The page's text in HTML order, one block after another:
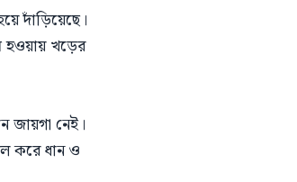
দাঁড়িয়েছে।
খড়ের
নেই।
করে ধান ও